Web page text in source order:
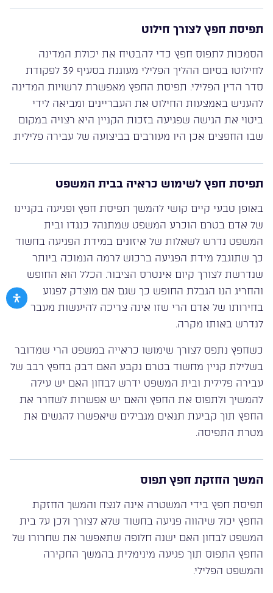
תפיסת חפץ לצורך חילוט
הסמכות לתפוס חפץ כדי להבטיח את יכולת המדינה
לחילוטו בסיום ההליך הפלילי מעוגנת בסעיף 39 לפקודת
סדר הדין הפלילי. תפיסת החפץ מאפשרת לרשויות המדינה
להעניש באמצעות החילוט את העבריינים ומביאה לידי
ביטוי את הגישה שפגיעה בזכות הקניין היא רצויה במקום
שבו החפצים אכן היו מעורבים בביצועה של עבירה פלילית.
תפיסת חפץ לשימוש כראיה בבית המשפט
באופן טבעי קיים קושי להמשך תפיסת חפץ ופגיעה בקניינו
של אדם בטרם הוכרע המשפט שמתנהל כנגדו ובית
המשפט נדרש לשאלות של איזונים במידת הפגיעה בחשוד
כך שתוגבל מידת הפגיעה ברכוש לרמה הנמוכה ביותר
שנדרשת לצורך קיום אינטרס הציבור. הכלל הוא החופש
והחריג הנו הגבלת החופש כך שגם אם מוצדק לפגוע
בחירותו של אדם הרי שזו אינה צריכה להיעשות מעבר
לנדרש באותו מקרה.
כשחפץ נתפס לצורך שימושו כראייה במשפט הרי שמדובר
בשלילת קניין מחשוד בטרם נקבע האם דבק בחפץ רבב של
עבירה פלילית ובית המשפט ידרש לבחון האם יש עילה
להמשיך ולתפוס את החפץ והאם יש אפשרות לשחרר את
החפץ תוך קביעת תנאים מגבילים שיאפשרו להגשים את
מטרת התפיסה.
המשך החזקת חפץ תפוס
תפיסת חפץ בידי המשטרה אינה לנצח והמשך החזקת
החפץ יכול שיהווה פגיעה בחשוד שלא לצורך ולכן על בית
המשפט לבחון האם ישנה חלופה שתאפשר את שחרורו של
החפץ התפוס תוך פגיעה מינימלית בהמשך החקירה
והמשפט הפלילי.